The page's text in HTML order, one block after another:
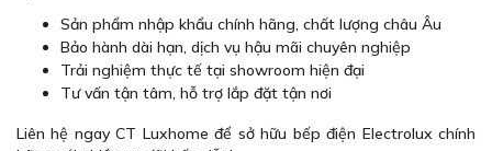
Sản phẩm nhập khẩu chính hãng, chất lượng châu Âu
Bảo hành dài hạn, dịch vụ hậu mãi chuyên nghiệp
Trải nghiệm thực tế tại showroom hiện đại
Tư vấn tận tâm, hỗ trợ lắp đặt tận nơi
Liên hệ ngay CT Luxhome để sở hữu bếp điện Electrolux chính